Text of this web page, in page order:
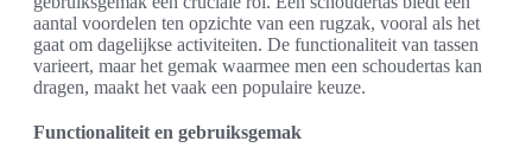
aantal voordelen ten opzichte van een rugzak, vooral als het
gaat om dagelijkse activiteiten. De functionaliteit van tassen
varieert, maar het gemak waarmee men een schoudertas kan
dragen, maakt het vaak een populaire keuze.
Functionaliteit en gebruiksgemak